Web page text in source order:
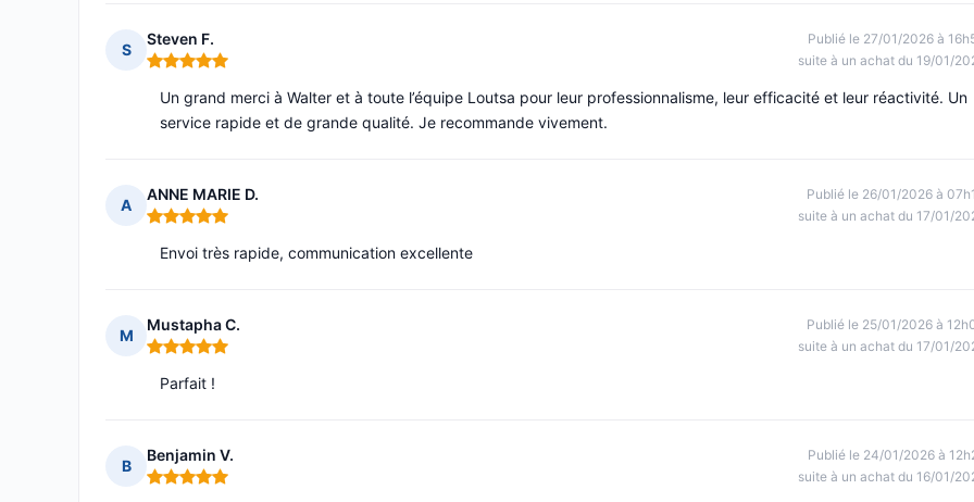
S
Steven F.
Note : 5 sur 5
Publié le 27/01/2026 à
suite à un achat du 19/01/
Un grand merci à Walter et à toute l’équipe Loutsa pour leur professionnalisme, leur efficacité et leur réactivité. Un
service rapide et de grande qualité. Je recommande vivement.
A
ANNE MARIE D.
Note : 5 sur 5
Publié le 26/01/2026 à
suite à un achat du 17/01/
Envoi très rapide, communication excellente
M
Mustapha C.
Note : 5 sur 5
Publié le 25/01/2026 à
suite à un achat du 17/01/
Parfait !
B
Benjamin V.
Note : 5 sur 5
Publié le 24/01/2026 à
suite à un achat du 16/01/